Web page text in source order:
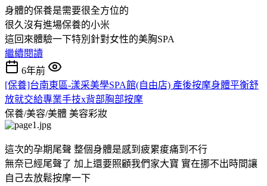
身體的保養是需要很全方位的
很久沒有進場保養的小米
這回來體驗一下特別針對女性的美胸SPA
繼續閱讀
6年前
[保養]台南東區-漾采美學SPA館(自由店) 產後按摩身體平衡舒
放就交給專業手技x背部胸部按摩
保養/美容/美體 美容彩妝
這次的孕期尾聲 整個身體是感到疲累痠痛到不行
無奈已經尾聲了 加上還要照顧我們家大寶 實在挪不出時間讓
自己去放鬆按摩一下